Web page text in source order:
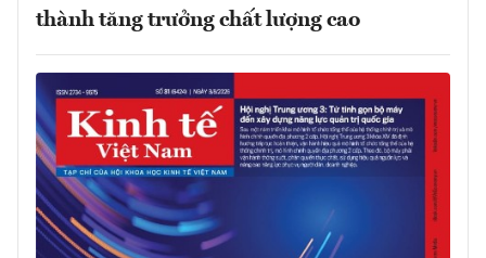
thành tăng trưởng chất lượng cao